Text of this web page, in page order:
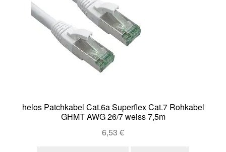
helos Patchkabel Cat.6a Superflex Cat.7 Rohkabel
GHMT AWG 26/7 weiss 7,5m
6,53 €